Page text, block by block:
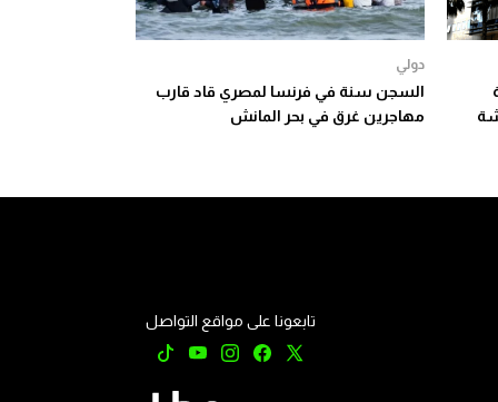
دولي
السجن سنة في فرنسا لمصري قاد قارب
مهاجرين غرق في بحر المانش
تابعونا على مواقع التواصل